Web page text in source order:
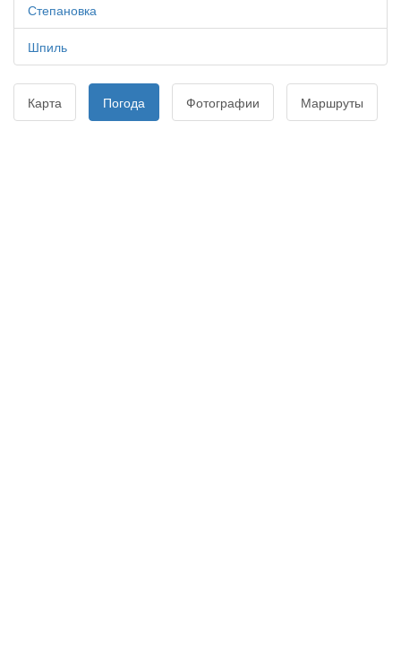
Степановка
Шпиль
Карта Погода Фотографии Маршруты